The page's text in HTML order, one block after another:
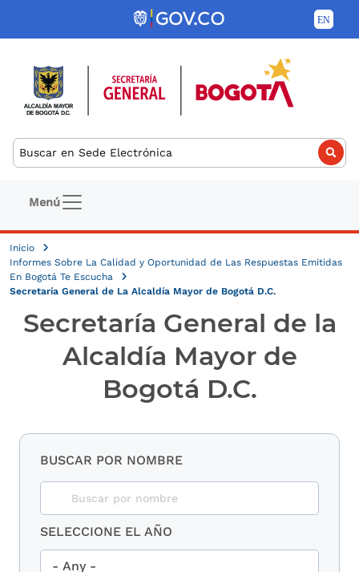
Pasar al contenido principal
Buscar
Navegación principal
Menú
Inicio
Informes Sobre La Calidad y Oportunidad de Las Respuestas Emitidas
En Bogotá Te Escucha
Secretaría General de La Alcaldía Mayor de Bogotá D.C.
Secretaría General de la
Alcaldía Mayor de
Bogotá D.C.
BUSCAR POR NOMBRE
SELECCIONE EL AÑO